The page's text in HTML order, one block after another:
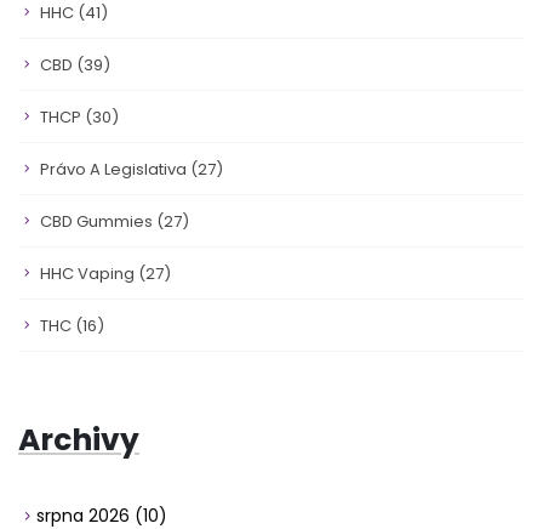
HHC (41)
CBD (39)
THCP (30)
Právo A Legislativa (27)
CBD Gummies (27)
HHC Vaping (27)
THC (16)
Archivy
srpna 2026 (10)